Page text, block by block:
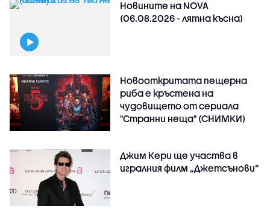
Новините на NOVA
(06.08.2026 - лятна късна)
Новооткритата пещерна
риба е кръстена на
чудовището от сериала
"Странни неща" (СНИМКИ)
Джим Кери ще участва в
игралния филм „Джетсънови“